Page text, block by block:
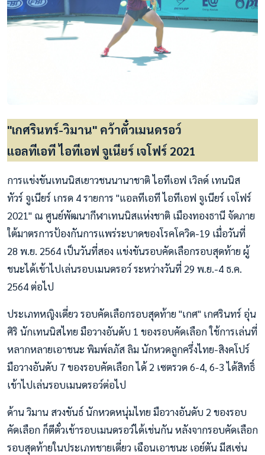
"เกศรินทร์-วิมาน" คว้าตั๋วเมนดรอว์
แอลทีเอที ไอทีเอฟ จูเนียร์ เจโฟร์ 2021
การแข่งขันเทนนิสเยาวชนนานาชาติ ไอทีเอฟ เวิลด์ เทนนิส
ทัวร์ จูเนียร์ เกรด 4 รายการ "แอลทีเอที ไอทีเอฟ จูเนียร์ เจโฟร์
2021" ณ ศูนย์พัฒนากีฬาเทนนิสแห่งชาติ เมืองทองธานี จัดภาย
ใต้มาตรการป้องกันการแพร่ระบาดของโรคโควิด-19 เมื่อวันที่
28 พ.ย. 2564 เป็นวันที่สอง แข่งขันรอบคัดเลือกรอบสุดท้าย ผู้
ชนะได้เข้าไปเล่นรอบเมนดรอว์ ระหว่างวันที่ 29 พ.ย.-4 ธ.ค.
2564 ต่อไป
ประเภทหญิงเดี่ยว รอบคัดเลือกรอบสุดท้าย "เกศ" เกศรินทร์ อุ่น
ศิริ นักเทนนิสไทย มือวางอันดับ 1 ของรอบคัดเลือก ใช้การเล่นที่
หลากหลายเอาชนะ พิมพ์ลภัส ลิม นักหวดลูกครึ่งไทย-สิงคโปร์
มือวางอันดับ 7 ของรอบคัดเลือก ได้ 2 เซตรวด 6-4, 6-3 ได้สิทธิ์
เข้าไปเล่นรอบเมนดรอว์ต่อไป
ด้าน วิมาน สวงขันธ์ นักหวดหนุ่มไทย มือวางอันดับ 2 ของรอบ
คัดเลือก ก็ตีตั๋วเข้ารอบเมนดรอว์ได้เช่นกัน หลังจากรอบคัดเลือก
รอบสุดท้ายในประเภทชายเดี่ยว เฉือนเอาชนะ เอย์ตัน มีสเซ่น